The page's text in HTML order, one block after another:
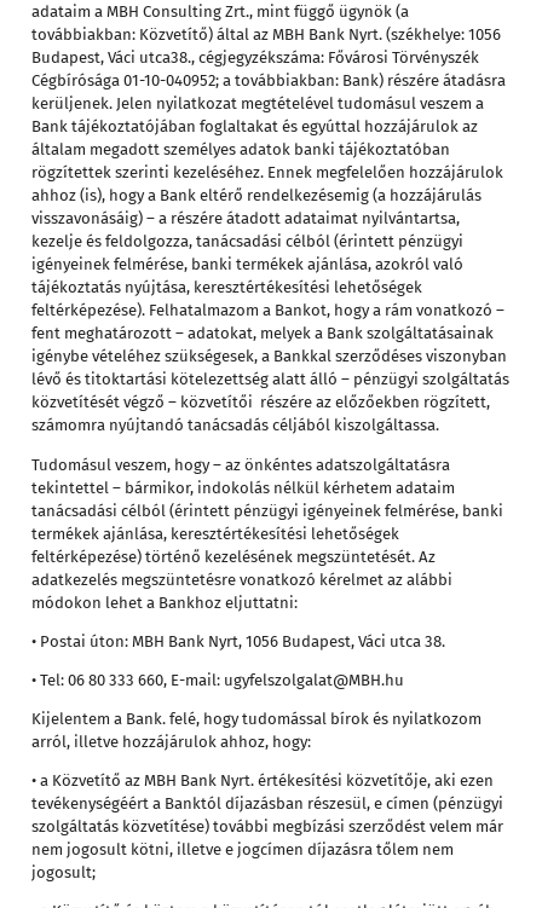
adataim a MBH Consulting Zrt., mint függő ügynök (a
továbbiakban: Közvetítő) által az MBH Bank Nyrt. (székhelye: 1056
Budapest, Váci utca38., cégjegyzékszáma: Fővárosi Törvényszék
Cégbírósága 01-10-040952; a továbbiakban: Bank) részére átadásra
kerüljenek. Jelen nyilatkozat megtételével tudomásul veszem a
Bank tájékoztatójában foglaltakat és egyúttal hozzájárulok az
általam megadott személyes adatok banki tájékoztatóban
rögzítettek szerinti kezeléséhez. Ennek megfelelően hozzájárulok
ahhoz (is), hogy a Bank eltérő rendelkezésemig (a hozzájárulás
visszavonásáig) – a részére átadott adataimat nyilvántartsa,
kezelje és feldolgozza, tanácsadási célból (érintett pénzügyi
igényeinek felmérése, banki termékek ajánlása, azokról való
tájékoztatás nyújtása, keresztértékesítési lehetőségek
feltérképezése). Felhatalmazom a Bankot, hogy a rám vonatkozó –
fent meghatározott – adatokat, melyek a Bank szolgáltatásainak
igénybe vételéhez szükségesek, a Bankkal szerződéses viszonyban
lévő és titoktartási kötelezettség alatt álló – pénzügyi szolgáltatás
közvetítését végző – közvetítői részére az előzőekben rögzített,
számomra nyújtandó tanácsadás céljából kiszolgáltassa.
Tudomásul veszem, hogy – az önkéntes adatszolgáltatásra
tekintettel – bármikor, indokolás nélkül kérhetem adataim
tanácsadási célból (érintett pénzügyi igényeinek felmérése, banki
termékek ajánlása, keresztértékesítési lehetőségek
feltérképezése) történő kezelésének megszüntetését. Az
adatkezelés megszüntetésre vonatkozó kérelmet az alábbi
módokon lehet a Bankhoz eljuttatni:
• Postai úton: MBH Bank Nyrt, 1056 Budapest, Váci utca 38.
• Tel: 06 80 333 660, E-mail: ugyfelszolgalat@MBH.hu
Kijelentem a Bank. felé, hogy tudomással bírok és nyilatkozom
arról, illetve hozzájárulok ahhoz, hogy:
• a Közvetítő az MBH Bank Nyrt. értékesítési közvetítője, aki ezen
tevékenységéért a Banktól díjazásban részesül, e címen (pénzügyi
szolgáltatás közvetítése) további megbízási szerződést velem már
nem jogosult kötni, illetve e jogcímen díjazásra tőlem nem
jogosult;